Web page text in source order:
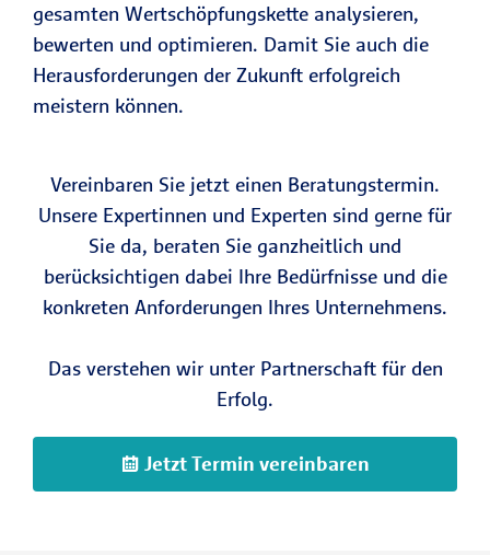
gesamten Wertschöpfungskette analysieren,
bewerten und optimieren. Damit Sie auch die
Herausforderungen der Zukunft erfolgreich
meistern können.
Vereinbaren Sie jetzt einen Beratungstermin.
Unsere Expertinnen und Experten sind gerne für
Sie da, beraten Sie ganzheitlich und
berücksichtigen dabei Ihre Bedürfnisse und die
konkreten Anforderungen Ihres Unternehmens.
Das verstehen wir unter Partnerschaft für den
Erfolg.
Jetzt Termin vereinbaren